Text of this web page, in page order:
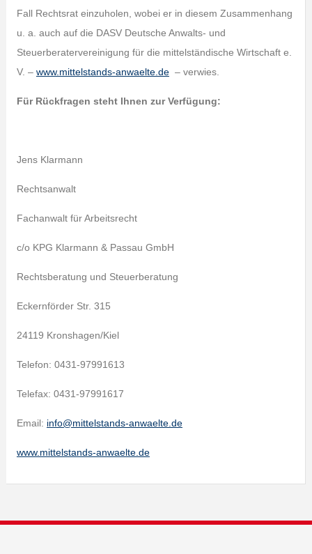
Fall Rechtsrat einzuholen, wobei er in diesem Zusammenhang
u. a. auch auf die DASV Deutsche Anwalts- und
Steuerberatervereinigung für die mittelständische Wirtschaft e.
V. – www.mittelstands-anwaelte.de– verwies.
Für Rückfragen steht Ihnen zur Verfügung:
Jens Klarmann
Rechtsanwalt
Fachanwalt für Arbeitsrecht
c/o KPG Klarmann & Passau GmbH
Rechtsberatung und Steuerberatung
Eckernförder Str. 315
24119 Kronshagen/Kiel
Telefon: 0431-97991613
Telefax: 0431-97991617
Email: info@mittelstands-anwaelte.de
www.mittelstands-anwaelte.de